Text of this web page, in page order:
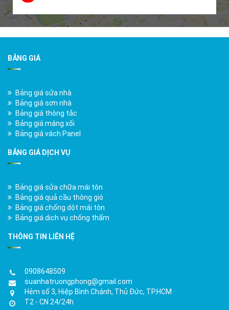
BẢNG GIÁ
Bảng giá sửa nhà
Bảng giá sơn nhà
Bảng giá thông tắc
Bảng giá máng xối
Bảng giá vách Panel
BẢNG GIÁ DỊCH VỤ
Bảng giá sửa chữa mái tôn
Bảng giá quả cầu thông gió
Bảng giá chống dột mái tôn
Bảng giá dịch vụ chống thấm
THÔNG TIN LIÊN HỆ
0908648509
suanhatruongphong@gmail.com
Hẻm số 3, Hiệp Bình Chánh, Thủ Đức, TP.HCM
T2 - CN 24/24h